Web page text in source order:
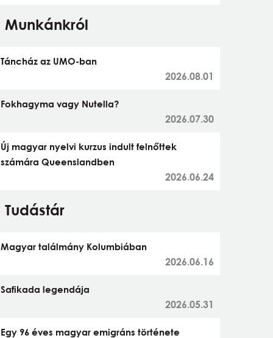
Munkánkról
Táncház az UMO-ban
2026.08.01
Fokhagyma vagy Nutella?
2026.07.30
Új magyar nyelvi kurzus indult felnőttek
számára Queenslandben
2026.06.24
Tudástár
Magyar találmány Kolumbiában
2026.06.16
Safikada legendája
2026.05.31
Egy 96 éves magyar emigráns története